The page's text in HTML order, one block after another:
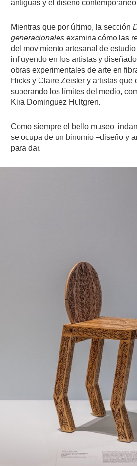
antiguas y el diseño contemporáneo.
Mientras que por último, la sección
generacionales examina cómo las
del movimiento artesanal de
influyendo en los artistas y
obras experimentales de arte en
Hicks y Claire Zeisler y artistas que
superando los límites del medio,
Kira Dominguez Hultgren.
Como siempre el bello museo
se ocupa de un binomio –diseño y
para dar.